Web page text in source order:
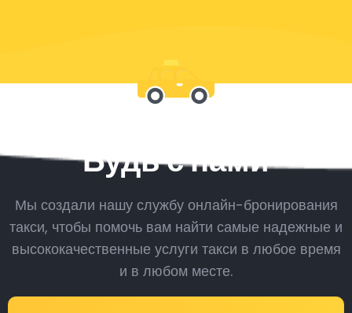
Будь с нами
Мы создали нашу службу онлайн-бронирования
такси, чтобы помочь вам найти самые надежные и
высококачественные услуги такси в любое время
и в любом месте.